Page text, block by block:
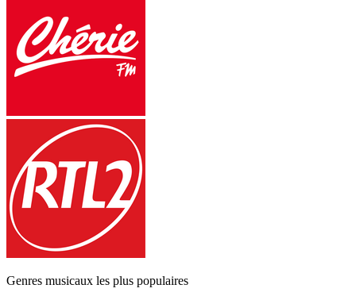
Genres musicaux les plus populaires